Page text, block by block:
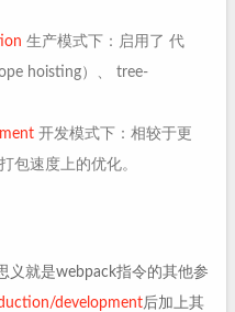
生产模式下：启用了 代
hoisting）、 tree-
开发模式下：相较于更
包速度上的优化。
义就是webpack指令的其他参
development后加上其